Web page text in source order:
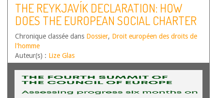
THE REYKJAVÍK DECLARATION: HOW
DOES THE EUROPEAN SOCIAL CHARTER
FIT INTO THE COMMUNITY OF SHARED
VALUES ?
Chronique classée dans Dossier, Droit européen des droits de
l'homme
Auteur(s) : Lize Glas